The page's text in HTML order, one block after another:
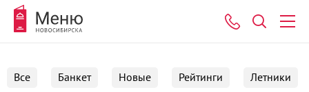
Все Банкет Новые Рейтинги Летники